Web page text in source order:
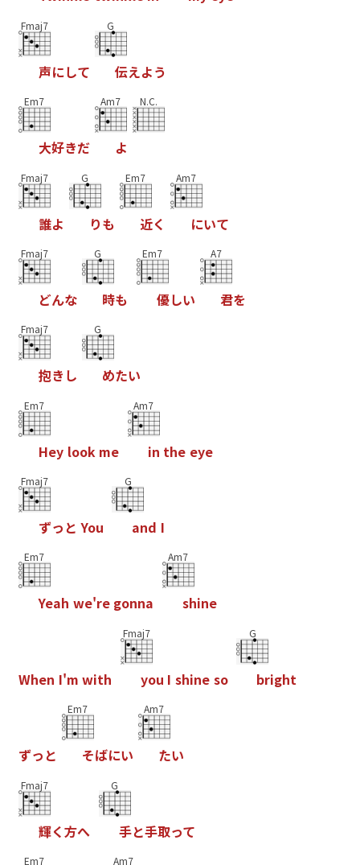
Fmaj7
声にして
G
伝えよう
Em7
大好きだ
Am7
よ
N.C.
Fmaj7
誰よ
G
りも
Em7
近く
Am7
にいて
Fmaj7
どんな
G
時も
Em7
優しい
A7
君を
Fmaj7
抱き し
G
めたい
Em7
Hey look me
Am7
in the eye
Fmaj7
ずっ と You
G
and I
Em7
Yeah we're gonna
Am7
shine
When I'm with
Fmaj7
you I shine so
G
bright
ずっ と
Em7
そばにい
Am7
たい
Fmaj7
輝く方へ
G
手と手取って
Em7 Am7